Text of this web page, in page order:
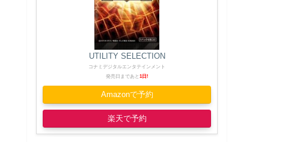
UTILITY SELECTION
コナミデジタルエンタテインメント
発売日まであと 1日!
Amazonで予約
楽天で予約